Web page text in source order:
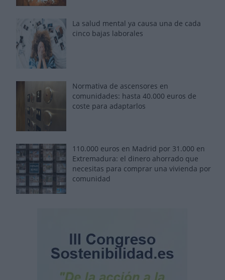
La salud mental ya causa una de cada
cinco bajas laborales
Normativa de ascensores en
comunidades: hasta 40.000 euros de
coste para adaptarlos
110.000 euros en Madrid por 31.000 en
Extremadura: el dinero ahorrado que
necesitas para comprar una vivienda por
comunidad